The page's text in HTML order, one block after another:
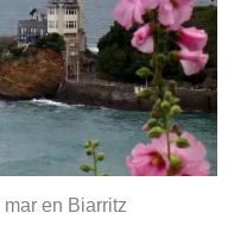
en Biarritz